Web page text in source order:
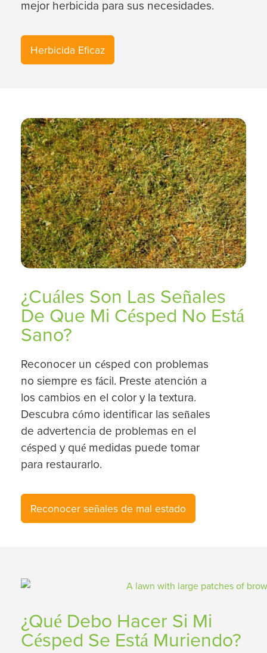
mejor herbicida para sus necesidades.
Herbicida Eficaz
¿Cuáles Son Las Señales
De Que Mi Césped No Está
Sano?
Reconocer un césped con problemas
no siempre es fácil. Preste atención a
los cambios en el color y la textura.
Descubra cómo identificar las señales
de advertencia de problemas en el
césped y qué medidas puede tomar
para restaurarlo.
Reconocer señales de mal estado
¿Qué Debo Hacer Si Mi
Césped Se Está Muriendo?